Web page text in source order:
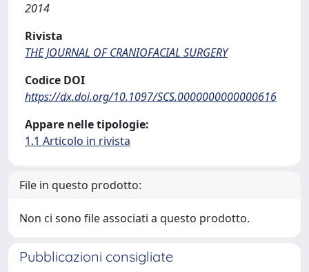
2014
Rivista
THE JOURNAL OF CRANIOFACIAL SURGERY
Codice DOI
https://dx.doi.org/10.1097/SCS.0000000000000616
Appare nelle tipologie:
1.1 Articolo in rivista
File in questo prodotto:
Non ci sono file associati a questo prodotto.
Pubblicazioni consigliate